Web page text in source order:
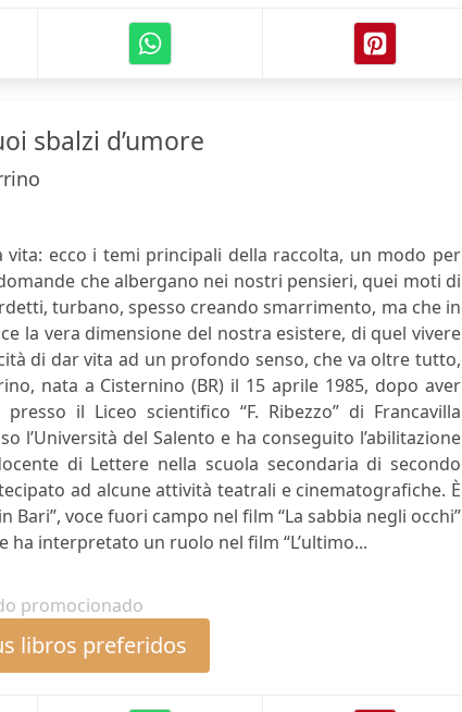
sbalzi d’umore
vita: ecco i temi principali della raccolta, un modo per
che albergano nei nostri pensieri, quei moti di
turbano, spesso creando smarrimento, ma che in
la vera dimensione del nostra esistere, di quel vivere
di dar vita ad un profondo senso, che va oltre tutto,
nata a Cisternino (BR) il 15 aprile 1985, dopo aver
il Liceo scientifico “F. Ribezzo” di Francavilla
l’Università del Salento e ha conseguito l’abilitazione
di Lettere nella scuola secondaria di secondo
ad alcune attività teatrali e cinematografiche. È
voce fuori campo nel film “La sabbia negli occhi”
ha interpretato un ruolo nel film “L’ultimo...
promocionado
libros preferidos